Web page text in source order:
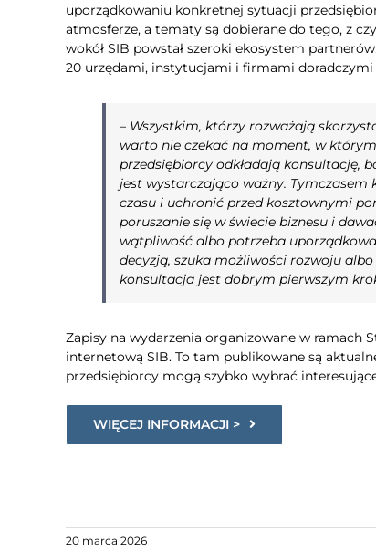
uporządkowaniu konkretnej sytuacji
atmosferze, a tematy są dobierane do tego, z
wokół SIB powstał szeroki ekosystem
20 urzędami, instytucjami i firmami doradczymi
– Wszystkim, którzy rozważają
warto nie czekać na moment, w
przedsiębiorcy odkładają konsultację,
jest wystarczająco ważny.
czasu i uchronić przed kosztownymi
poruszanie się w świecie biznesu i
wątpliwość albo potrzeba
decyzją, szuka możliwości rozwoju
konsultacja jest dobrym pierwszym
Zapisy na wydarzenia organizowane w ramach
internetową SIB. To tam publikowane są
przedsiębiorcy mogą szybko wybrać
WIĘCEJ INFORMACJI >
20 marca 2026